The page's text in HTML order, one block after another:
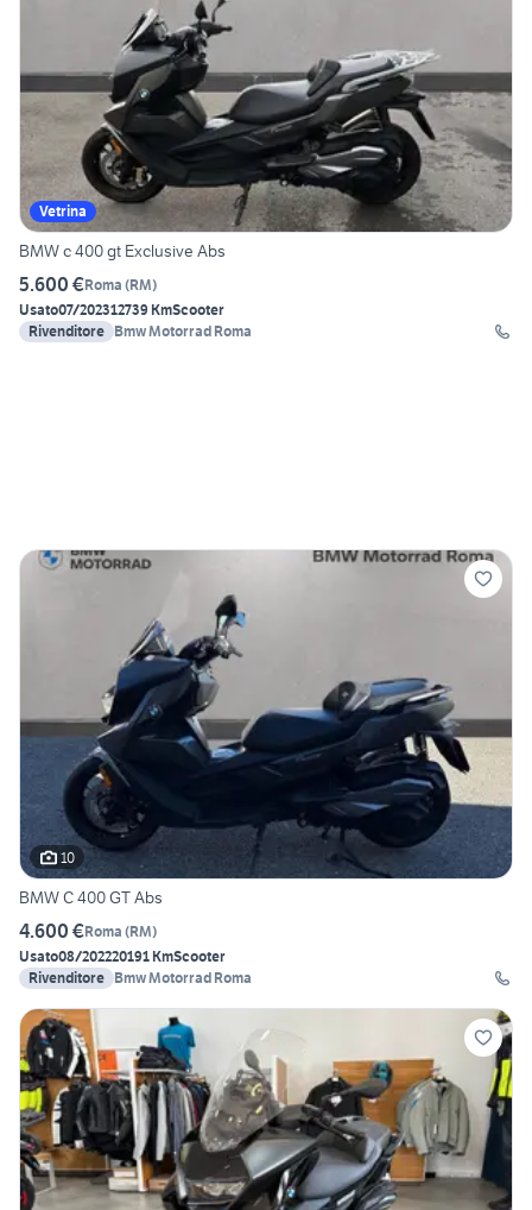
Vetrina
BMW c 400 gt Exclusive Abs
5.600 €Roma (RM)
Usato07/202312739 KmScooter
Rivenditore Bmw Motorrad Roma
10
BMW C 400 GT Abs
4.600 €Roma (RM)
Usato08/202220191 KmScooter
Rivenditore Bmw Motorrad Roma